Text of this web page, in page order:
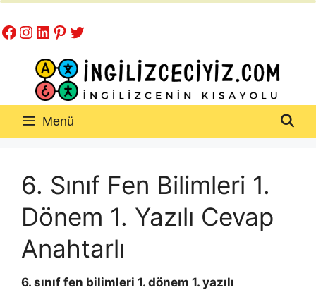
atla
Facebook
Instagram
LinkedIn
Pinterest
Twitter
Menü
6. Sınıf Fen Bilimleri 1.
Dönem 1. Yazılı Cevap
Anahtarlı
6. sınıf fen bilimleri 1. dönem 1. yazılı